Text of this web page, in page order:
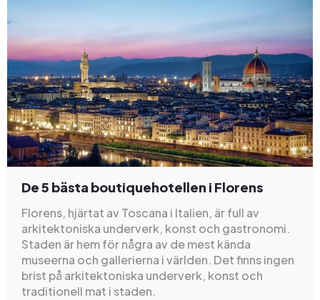
De 5 bästa boutiquehotellen i Florens
Florens, hjärtat av Toscana i Italien, är full av
arkitektoniska underverk, konst och gastronomi.
Staden är hem för några av de mest kända
museerna och gallerierna i världen. Det finns ingen
brist på arkitektoniska underverk, konst och
traditionell mat i staden.